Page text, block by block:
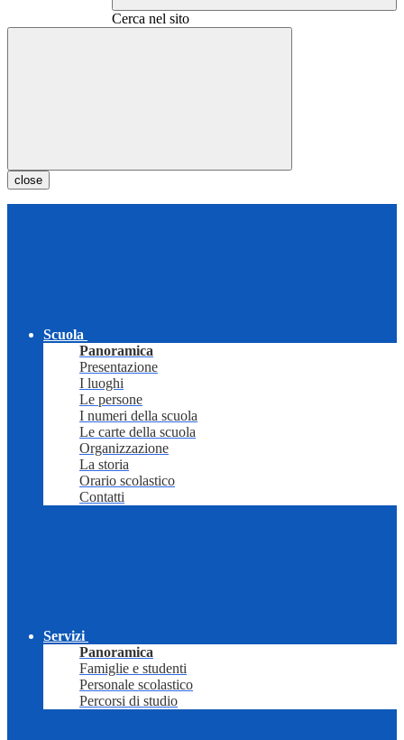
Cerca nel sito
close
Scuola
Panoramica
Presentazione
I luoghi
Le persone
I numeri della scuola
Le carte della scuola
Organizzazione
La storia
Orario scolastico
Contatti
Servizi
Panoramica
Famiglie e studenti
Personale scolastico
Percorsi di studio